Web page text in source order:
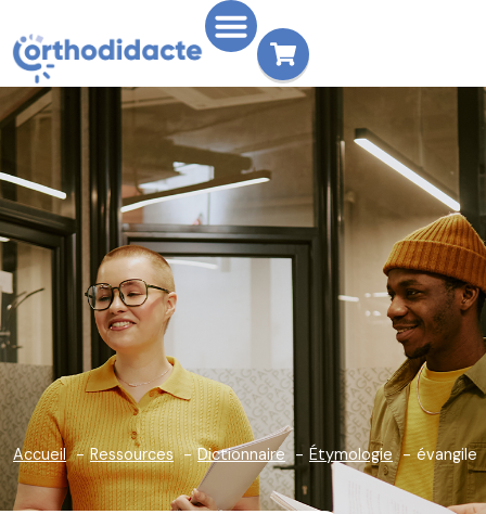
Accueil Ressources Dictionnaire Étymologie évangile